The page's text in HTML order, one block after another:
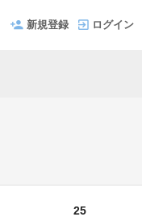
新規登録 ログイン
25